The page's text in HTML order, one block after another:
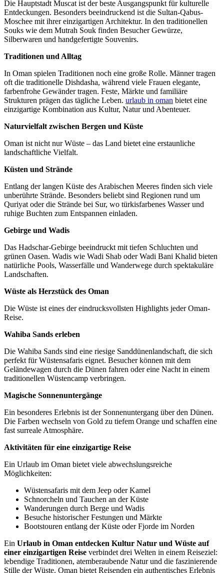
Die Hauptstadt Muscat ist der beste Ausgangspunkt für kulturelle
Entdeckungen. Besonders beeindruckend ist die Sultan-Qabus-
Moschee mit ihrer einzigartigen Architektur. In den traditionellen
Souks wie dem Mutrah Souk finden Besucher Gewürze,
Silberwaren und handgefertigte Souvenirs.
Traditionen und Alltag
In Oman spielen Traditionen noch eine große Rolle. Männer tragen
oft die traditionelle Dishdasha, während viele Frauen elegante,
farbenfrohe Gewänder tragen. Feste, Märkte und familiäre
Strukturen prägen das tägliche Leben. urlaub in oman bietet eine
einzigartige Kombination aus Kultur, Natur und Abenteuer.
Naturvielfalt zwischen Bergen und Küste
Oman ist nicht nur Wüste – das Land bietet eine erstaunliche
landschaftliche Vielfalt.
Küsten und Strände
Entlang der langen Küste des Arabischen Meeres finden sich viele
unberührte Strände. Besonders beliebt sind Regionen rund um
Quriyat oder die Strände bei Sur, wo türkisfarbenes Wasser und
ruhige Buchten zum Entspannen einladen.
Gebirge und Wadis
Das Hadschar-Gebirge beeindruckt mit tiefen Schluchten und
grünen Oasen. Wadis wie Wadi Shab oder Wadi Bani Khalid bieten
natürliche Pools, Wasserfälle und Wanderwege durch spektakuläre
Landschaften.
Wüste als Herzstück des Oman
Die Wüste ist eines der eindrucksvollsten Highlights jeder Oman-
Reise.
Wahiba Sands erleben
Die Wahiba Sands sind eine riesige Sanddünenlandschaft, die sich
perfekt für Wüstensafaris eignet. Besucher können mit dem
Geländewagen durch die Dünen fahren oder eine Nacht in einem
traditionellen Wüstencamp verbringen.
Magische Sonnenuntergänge
Ein besonderes Erlebnis ist der Sonnenuntergang über den Dünen.
Die Farben wechseln von Gold zu tiefem Orange und schaffen eine
fast surreale Atmosphäre.
Aktivitäten für eine einzigartige Reise
Ein Urlaub im Oman bietet viele abwechslungsreiche
Möglichkeiten:
Wüstensafaris mit dem Jeep oder Kamel
Schnorcheln und Tauchen an der Küste
Wanderungen durch Berge und Wadis
Besuche historischer Festungen und Märkte
Bootstouren entlang der Küste oder Fjorde im Norden
Ein Urlaub in Oman entdecken Kultur Natur und Wüste auf
einer einzigartigen Reise verbindet drei Welten in einem Reiseziel:
lebendige Traditionen, atemberaubende Natur und die faszinierende
Stille der Wüste. Oman bietet Reisenden ein authentisches Erlebnis